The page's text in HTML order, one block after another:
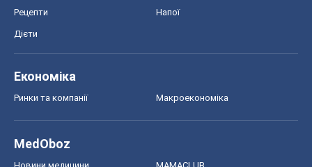
Рецепти Напої
Дієти
Економіка
Ринки та компанії Макроекономіка
MedOboz